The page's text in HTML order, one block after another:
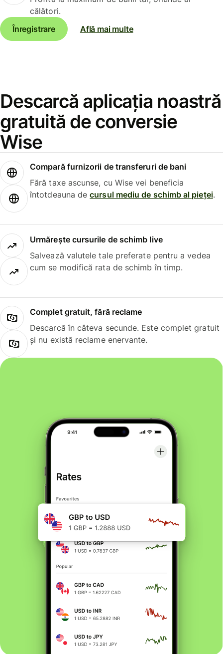
călători.
Înregistrare
Află mai multe
Descarcă aplicația noastră
gratuită de conversie
Wise
Compară furnizorii de transferuri de bani
Fără taxe ascunse, cu Wise vei beneficia
întotdeauna decursul mediu de schimb al pieței.
Urmărește cursurile de schimb live
Salvează valutele tale preferate pentru a vedea
cum se modifică rata de schimb în timp.
Complet gratuit, fără reclame
Descarcă în câteva secunde. Este complet gratuit
și nu există reclame enervante.